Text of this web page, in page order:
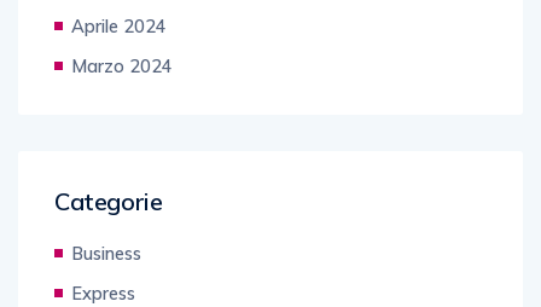
Aprile 2024
Marzo 2024
Categorie
Business
Express